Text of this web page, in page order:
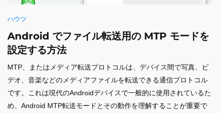
ハウツ
Android でファイル転送用の MTP モードを
設定する方法
MTP、またはメディア転送プロトコルは、デバイス間で写真、ビ
デオ、音楽などのメディアファイルを転送できる通信プロトコル
です。これは現代のAndroidデバイスで一般的に使用されているた
め、Android MTP転送モードとその動作を理解することが重要で